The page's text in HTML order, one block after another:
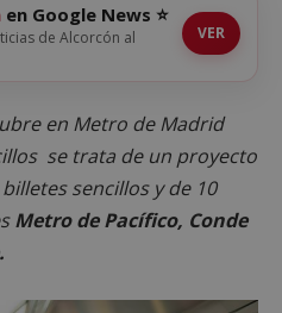
en Google News ⭐
de Alcorcón al
VER
en Metro de Madrid
se trata de un proyecto
sencillos y de 10
Metro de Pacífico, Conde